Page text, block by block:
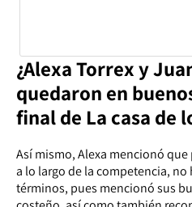
¿Alexa Torrex y
quedaron en
final de La casa de
Así mismo, Alexa mencionó
a lo largo de la competencia,
términos, pues mencionó sus